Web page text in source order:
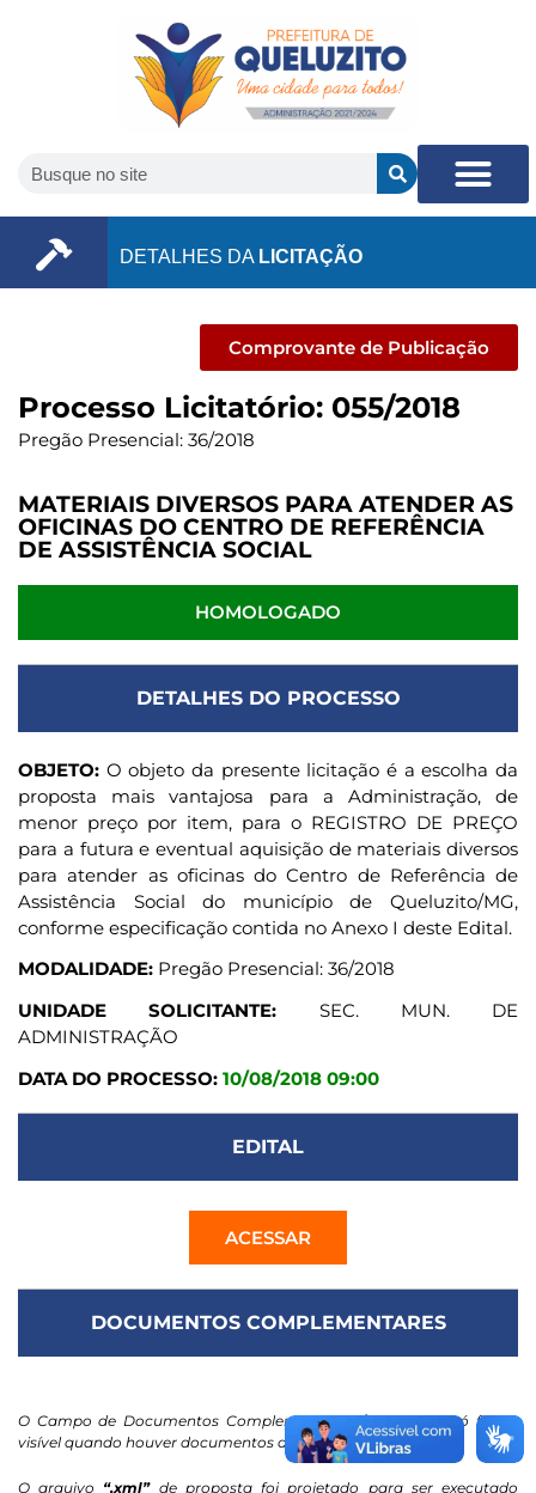
DETALHES DA LICITAÇÃO
Comprovante de Publicação
Processo Licitatório: 055/2018
Pregão Presencial: 36/2018
MATERIAIS DIVERSOS PARA ATENDER AS
OFICINAS DO CENTRO DE REFERÊNCIA
DE ASSISTÊNCIA SOCIAL
HOMOLOGADO
DETALHES DO PROCESSO
OBJETO: O objeto da presente licitação é a escolha da
proposta mais vantajosa para a Administração, de
menor preço por item, para o REGISTRO DE PREÇO
para a futura e eventual aquisição de materiais diversos
para atender as oficinas do Centro de Referência de
Assistência Social do município de Queluzito/MG,
conforme especificação contida no Anexo I deste Edital.
MODALIDADE: Pregão Presencial: 36/2018
UNIDADE SOLICITANTE: SEC. MUN. DE
ADMINISTRAÇÃO
DATA DO PROCESSO: 10/08/2018 09:00
EDITAL
ACESSAR
DOCUMENTOS COMPLEMENTARES
O Campo de Documentos Complementares / Contratos só ficará
visível quando houver documentos anexados.
O arquivo “.xml”de proposta foi projetado para ser executado